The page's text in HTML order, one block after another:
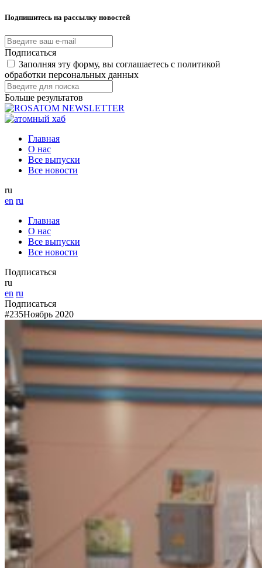
Подпишитесь на рассылку новостей
Подписаться
Заполняя эту форму, вы соглашаетесь с политикой
обработки персональных данных
Больше результатов
Главная
О нас
Все выпуски
Все новости
ru
en ru
Главная
О нас
Все выпуски
Все новости
Подписаться
ru
en ru
Подписаться
#235Ноябрь 2020